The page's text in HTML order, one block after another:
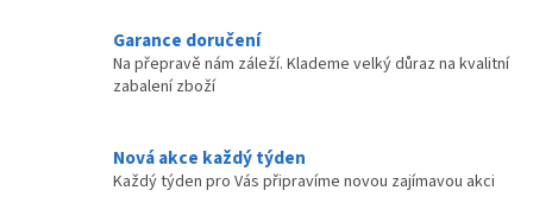
c
í
v
k
y
n
Garance doručení
Na přepravě nám záleží. Klademe velký důraz na kvalitní
zabalení zboží
Nová akce každý týden
Každý týden pro Vás připravíme novou zajímavou akci